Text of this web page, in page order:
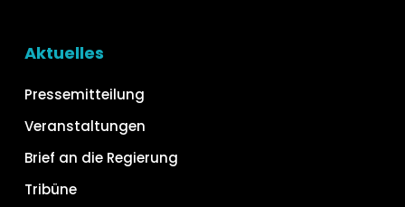
Aktuelles
Pressemitteilung
Veranstaltungen
Brief an die Regierung
Tribüne